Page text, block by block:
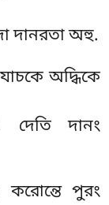
দানরতা অহু.
অদ্ধিকে
দেতি দানং
করোন্তে পুরং